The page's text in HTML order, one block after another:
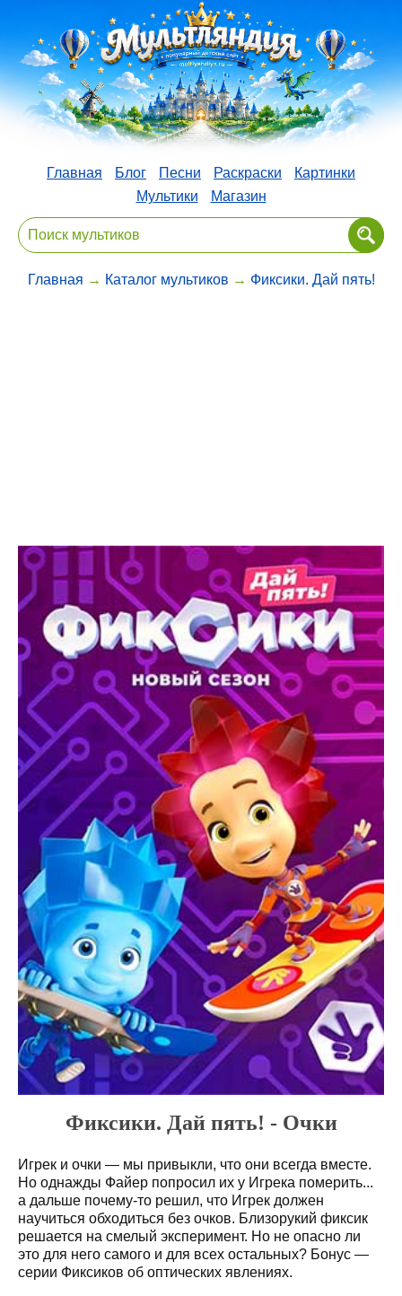
Главная Блог Песни Раскраски
Картинки
Мультики
Магазин
Главная → Каталог мультиков → Фиксики. Дай пять!
Фиксики. Дай пять! - Очки
Игрек и очки — мы привыкли, что они всегда вместе.
Но однажды Файер попросил их у Игрека померить...
а дальше почему-то решил, что Игрек должен
научиться обходиться без очков. Близорукий фиксик
решается на смелый эксперимент. Но не опасно ли
это для него самого и для всех остальных? Бонус —
серии Фиксиков об оптических явлениях.